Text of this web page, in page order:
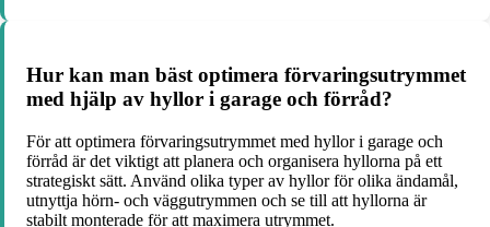
Hur kan man bäst optimera förvaringsutrymmet
med hjälp av hyllor i garage och förråd?
För att optimera förvaringsutrymmet med hyllor i garage och
förråd är det viktigt att planera och organisera hyllorna på ett
strategiskt sätt. Använd olika typer av hyllor för olika ändamål,
utnyttja hörn- och väggutrymmen och se till att hyllorna är
stabilt monterade för att maximera utrymmet.